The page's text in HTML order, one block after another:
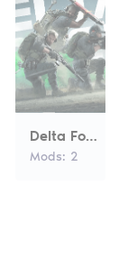
Delta Force
Mods: 2